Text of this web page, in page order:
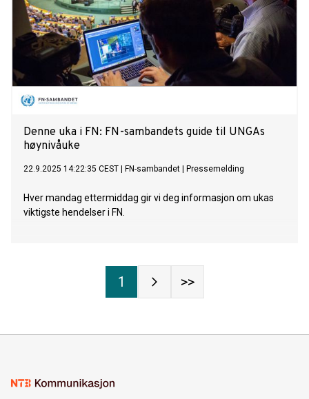
Denne uka i FN: FN-sambandets guide til UNGAs
høynivåuke
22.9.2025 14:22:35 CEST FN-sambandet Pressemelding
Hver mandag ettermiddag gir vi deg informasjon om ukas
viktigste hendelser i FN.
1 >>